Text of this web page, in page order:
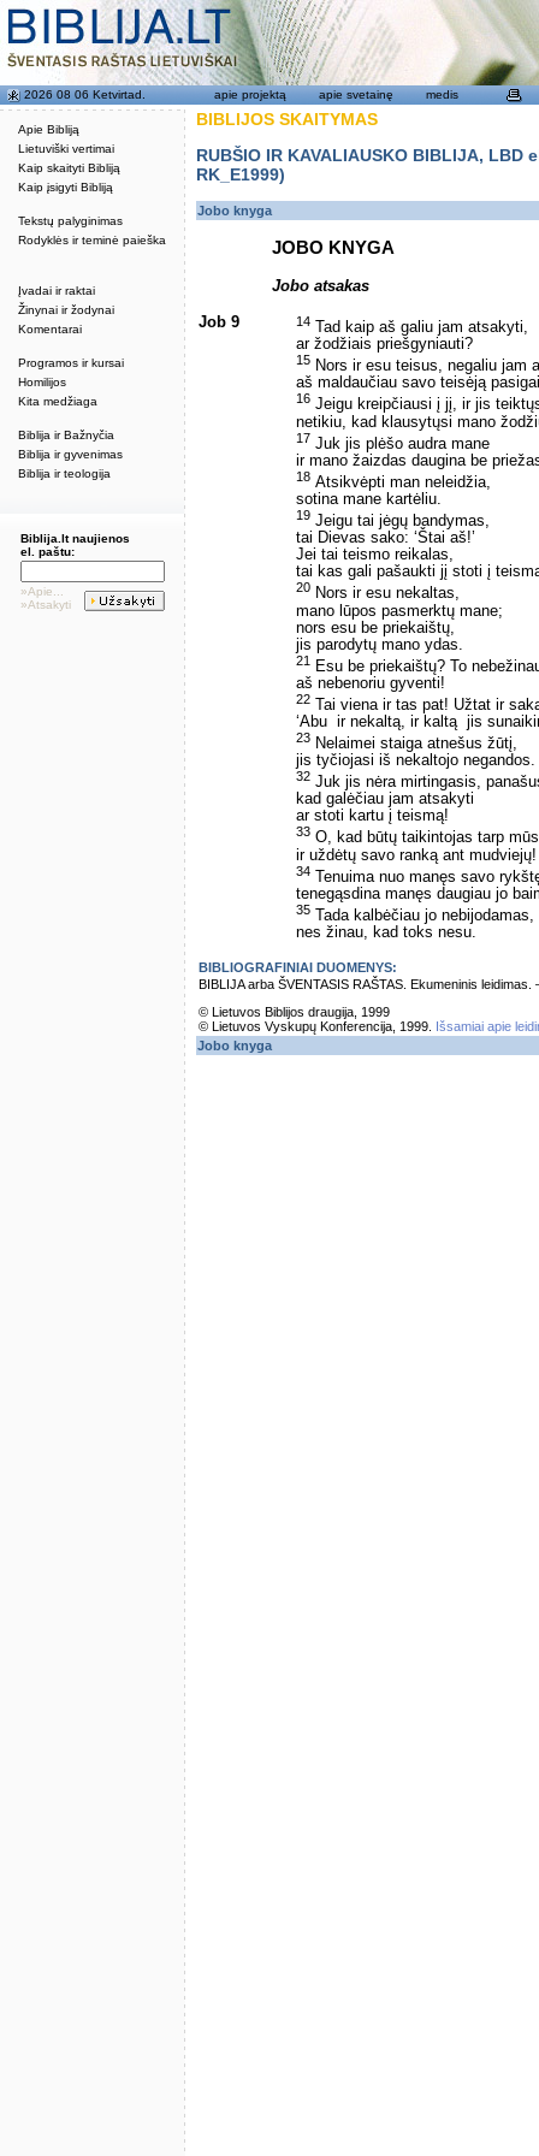
Apie Bibliją
Lietuviški vertimai
Kaip skaityti Bibliją
Kaip įsigyti Bibliją
Tekstų palyginimas
Rodyklės ir teminė paieška
Įvadai ir raktai
Žinynai ir žodynai
Komentarai
Programos ir kursai
Homilijos
Kita medžiaga
Biblija ir Bažnyčia
Biblija ir gyvenimas
Biblija ir teologija
2026 08 06 Ketvirtad. apie projektą apie svetainę medis
Biblija.lt naujienos
el. paštu:
»Apie...
»Atsakyti
BIBLIJOS SKAITYMAS
RUBŠIO IR KAVALIAUSKO BIBLIJA,
RK_E1999)
Jobo knyga
JOBO KNYGA
Jobo atsakas
Job 9 14 Tad kaip aš galiu jam atsakyti,
ar žodžiais priešgyniauti?
15 Nors ir esu teisus, negaliu jam
aš maldaučiau savo teisėją
16 Jeigu kreipčiausi į jį, ir jis
netikiu, kad klausytųsi mano
17 Juk jis plėšo audra mane
ir mano žaizdas daugina be
18 Atsikvėpti man neleidžia,
sotina mane kartėliu.
19 Jeigu tai jėgų bandymas,
tai Dievas sako: ‘Štai aš!’
Jei tai teismo reikalas,
tai kas gali pašaukti jį stoti į
20 Nors ir esu nekaltas,
mano lūpos pasmerktų mane;
nors esu be priekaištų,
jis parodytų mano ydas.
21
Esu be priekaištų? To
aš nebenoriu gyventi!
22 Tai viena ir tas pat! Užtat ir
‘Abu ­ ir nekaltą, ir kaltą ­ jis
23 Nelaimei staiga atnešus žūtį,
jis tyčiojasi iš nekaltojo negandos.
32 Juk jis nėra mirtingasis,
kad galėčiau jam atsakyti
ar stoti kartu į teismą!
33 O, kad būtų taikintojas tarp
ir uždėtų savo ranką ant mudviejų!
34 Tenuima nuo manęs savo
tenegąsdina manęs daugiau jo
35 Tada kalbėčiau jo nebijodamas,
nes žinau, kad toks nesu.
BIBLIOGRAFINIAI DUOMENYS:
BIBLIJA arba ŠVENTASIS RAŠTAS. Ekumeninis
© Lietuvos Biblijos draugija, 1999
© Lietuvos Vyskupų Konferencija, 1999.
Išsamiai apie
Jobo knyga